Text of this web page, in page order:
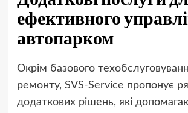
ефективного
автопарком
Окрім базового
ремонту, SVS-Service пропонує
додаткових рішень, які